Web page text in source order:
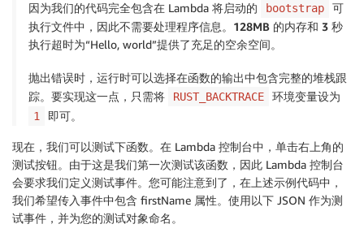
因为我们的代码完全包含在 Lambda 将启动的 bootstrap
可
执行文件中，因此不需要处理程序信息。 128MB 的内存和 3 秒
执行超时为“Hello, world”提供了充足的空余空间。
抛出错误时，运行时可以选择在函数的输出中包含完整的堆栈跟
踪。要实现这一点，只需将
RUST_BACKTRACE 环境变量设为
1 即可。
现在，我们可以测试下函数。在 Lambda 控制台中，单击右上角的
测试按钮。由于这是我们第一次测试该函数，因此 Lambda 控制台
会要求我们定义测试事件。您可能注意到了，在上述示例代码中，
我们希望传入事件中包含 firstName 属性。使用以下 JSON 作为测
试事件，并为您的测试对象命名。